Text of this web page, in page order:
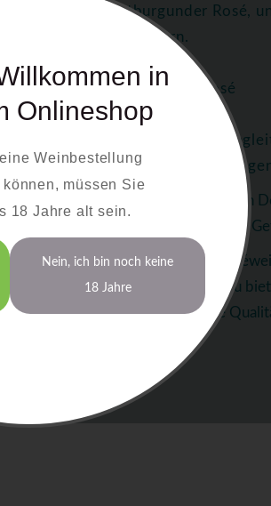
Rotling und Spätburgunder Rosé,
nach Hause liefern.
Rotling und Spätburgunder Rosé
eignen sich hervorragend als
wie Sie die Weine am besten
zu würzigen Speisen oder fruchtigen
Eine ideale Wahl zu gegrilltem
Kombination unserer
die der Bayerische Bodensee zu
Trauben garantieren wir höchste
in
Onlineshop
Weinbestellung
müssen Sie
18 Jahre alt sein.
Nein, ich bin noch keine
18 Jahre